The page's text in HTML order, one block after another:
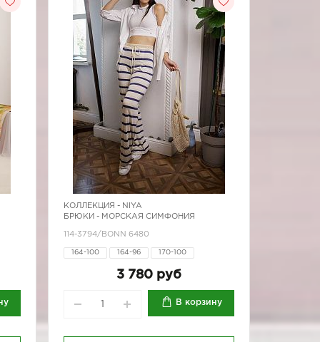
КОЛЛЕКЦИЯ - NIYA
БРЮКИ - МОРСКАЯ СИМФОНИЯ
114-3794/BONN 6480
164-100 164-96 170-100
3 780 руб
В корзину